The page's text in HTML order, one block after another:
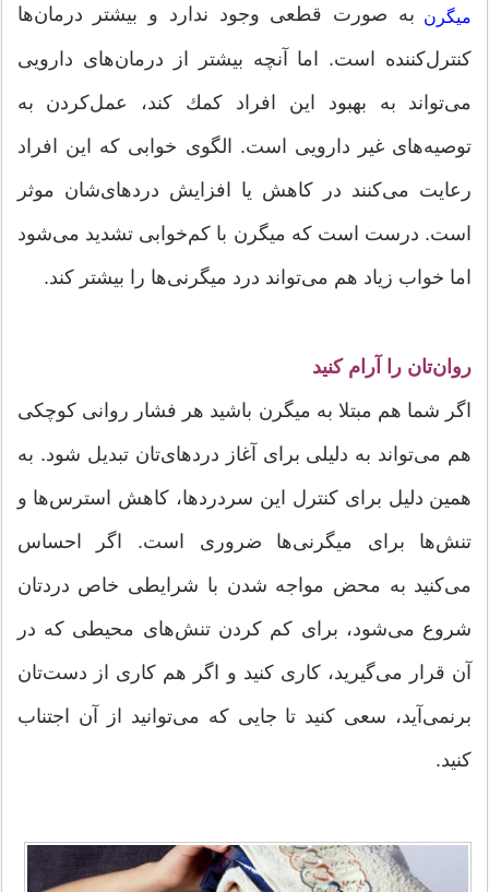
میگرن به صورت قطعی وجود ندارد و بیشتر درمان‌ها
كنترل‌كننده است. اما آنچه بیشتر از درمان‌های دارویی
می‌تواند به بهبود این افراد كمك كند، عمل‌كردن به
توصیه‌های غیر دارویی است. الگوی خوابی كه این افراد
رعایت می‌كنند در كاهش یا افزایش دردهای‌شان موثر
است. درست است كه میگرن با كم‌خوابی تشدید می‌شود
اما خواب زیاد هم می‌تواند درد میگرنی‌ها را بیشتر كند.
روان‌تان را آرام كنید
اگر شما هم مبتلا به میگرن باشید هر فشار روانی كوچكی
هم می‌تواند به دلیلی برای آغاز دردهای‌تان تبدیل شود. به
همین دلیل برای كنترل این سردردها، كاهش استرس‌ها و
تنش‌ها برای میگرنی‌ها ضروری است. اگر احساس
می‌كنید به محض مواجه شدن با شرایطی خاص دردتان
شروع می‌شود، برای كم كردن تنش‌های محیطی كه در
آن قرار می‌گیرید، كاری كنید و اگر هم كاری از دست‌تان
برنمی‌آید، سعی كنید تا جایی كه می‌توانید از آن اجتناب
كنید.